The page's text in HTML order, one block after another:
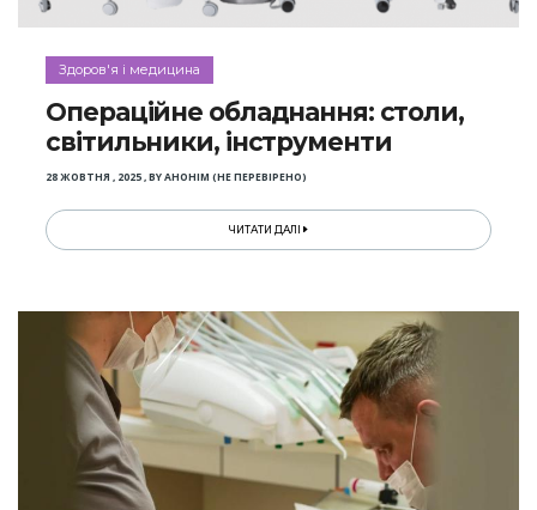
Здоров'я і медицина
Операційне обладнання: столи,
світильники, інструменти
28 ЖОВТНЯ , 2025,BYАНОНІМ (НЕ ПЕРЕВІРЕНО)
ЧИТАТИ ДАЛІ